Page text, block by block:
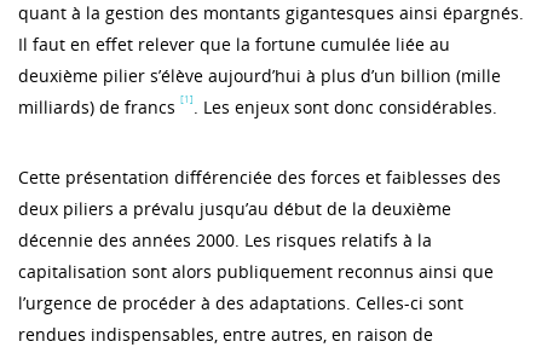
quant à la gestion des montants gigantesques ainsi épargnés.
Il faut en effet relever que la fortune cumulée liée au
deuxième pilier s’élève aujourd’hui à plus d’un billion (mille
milliards) de francs [1] . Les enjeux sont donc considérables.
Cette présentation différenciée des forces et faiblesses des
deux piliers a prévalu jusqu’au début de la deuxième
décennie des années 2000. Les risques relatifs à la
capitalisation sont alors publiquement reconnus ainsi que
l’urgence de procéder à des adaptations. Celles-ci sont
rendues indispensables, entre autres, en raison de